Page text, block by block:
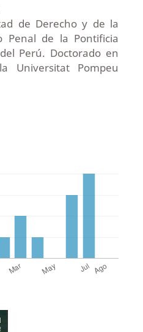
de Derecho y de la
Penal de la Pontificia
Perú. Doctorado en
Universitat Pompeu